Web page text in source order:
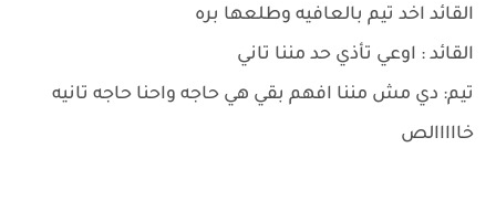
القائد اخد تيم بالعافيه وطلعها بره
القائد : اوعي تأذي حد مننا تاني
تيم: دي مش مننا افهم بقي هي حاجه واحنا حاجه تانيه
خااااالص